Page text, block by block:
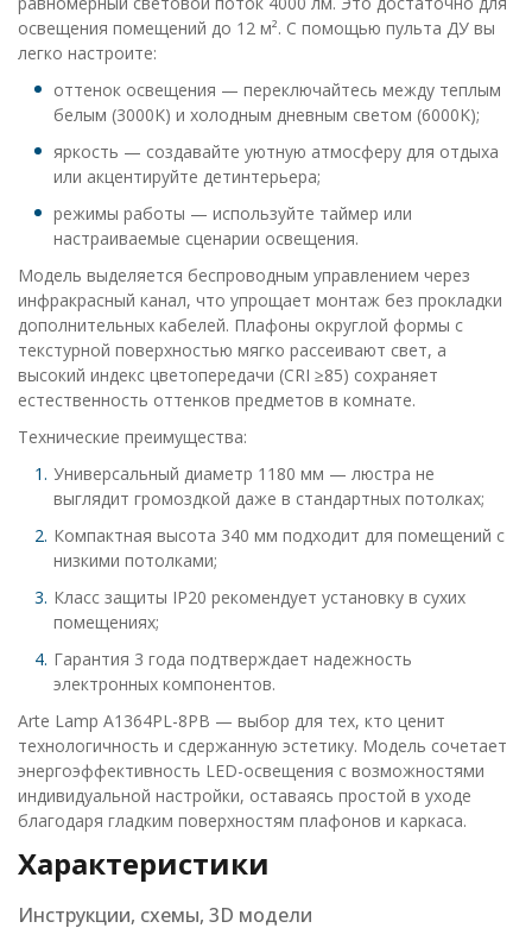
освещения помещений до 12 м². С помощью пульта ДУ вы
легко настроите:
оттенок освещения — переключайтесь между теплым
белым (3000K) и холодным дневным светом (6000K);
яркость — создавайте уютную атмосферу для отдыха
или акцентируйте детинтерьера;
режимы работы — используйте таймер или
настраиваемые сценарии освещения.
Модель выделяется беспроводным управлением через
инфракрасный канал, что упрощает монтаж без прокладки
дополнительных кабелей. Плафоны округлой формы с
текстурной поверхностью мягко рассеивают свет, а
высокий индекс цветопередачи (CRI ≥85) сохраняет
естественность оттенков предметов в комнате.
Технические преимущества:
Универсальный диаметр 1180 мм — люстра не
выглядит громоздкой даже в стандартных потолках;
Компактная высота 340 мм подходит для помещений с
низкими потолками;
Класс защиты IP20 рекомендует установку в сухих
помещениях;
Гарантия 3 года подтверждает надежность
электронных компонентов.
Arte Lamp A1364PL-8PB — выбор для тех, кто ценит
технологичность и сдержанную эстетику. Модель сочетает
энергоэффективность LED-освещения с возможностями
индивидуальной настройки, оставаясь простой в уходе
благодаря гладким поверхностям плафонов и каркаса.
Характеристики
Инструкции, схемы, 3D модели